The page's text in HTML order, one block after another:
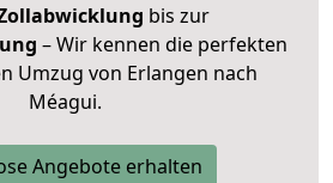
bis zur
– Wir kennen die perfekten
Umzug von Erlangen nach
Méagui.
Angebote erhalten